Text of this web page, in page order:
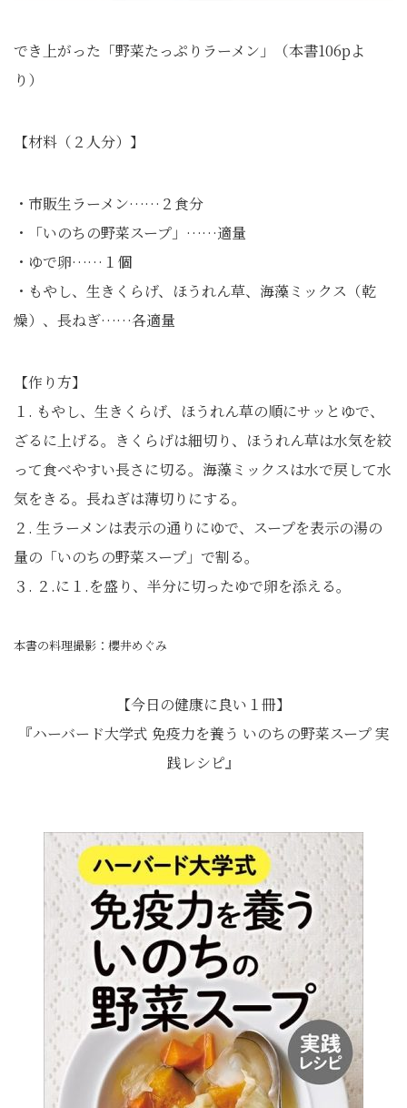
でき上がった「野菜たっぷりラーメン」（本書106pよ
り）
【材料（２人分）】
・市販生ラーメン……２食分
・「いのちの野菜スープ」……適量
・ゆで卵……１個
・もやし、生きくらげ、ほうれん草、海藻ミックス（乾
燥）、長ねぎ……各適量
【作り方】
１. もやし、生きくらげ、ほうれん草の順にサッとゆで、
ざるに上げる。きくらげは細切り、ほうれん草は水気を絞
って食べやすい長さに切る。海藻ミックスは水で戻して水
気をきる。長ねぎは薄切りにする。
２. 生ラーメンは表示の通りにゆで、スープを表示の湯の
量の「いのちの野菜スープ」で割る。
３. ２.に１.を盛り、半分に切ったゆで卵を添える。
本書の料理撮影：櫻井めぐみ
【今日の健康に良い１冊】
『ハーバード大学式 免疫力を養う いのちの野菜スープ 実
践レシピ』